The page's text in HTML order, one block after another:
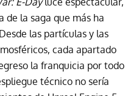
de la saga que más ha
las partículas y las
cada apartado
la franquicia por todo
técnico no sería